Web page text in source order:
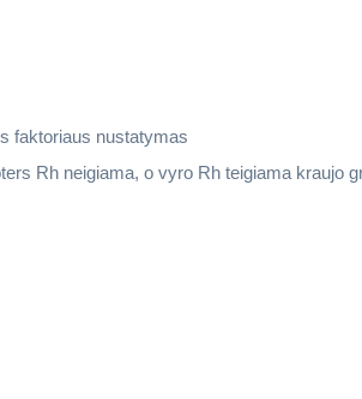
faktoriaus nustatymas
Rh neigiama, o vyro Rh teigiama kraujo